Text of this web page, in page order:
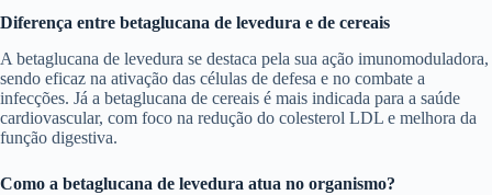
Diferença entre betaglucana de levedura e de cereais
A betaglucana de levedura se destaca pela sua ação imunomoduladora,
sendo eficaz na ativação das células de defesa e no combate a
infecções. Já a betaglucana de cereais é mais indicada para a saúde
cardiovascular, com foco na redução do colesterol LDL e melhora da
função digestiva.
Como a betaglucana de levedura atua no organismo?